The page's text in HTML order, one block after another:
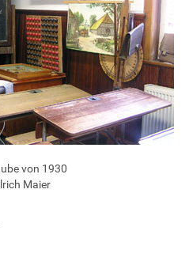
von 1930
Maier